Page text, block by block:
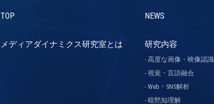
TOP NEWS
メディアダイナミクス研究室とは 研究内容
高度な画像・映像認識
視覚・言語融合
Web・SNS解析
暗黙知理解